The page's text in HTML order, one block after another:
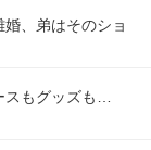
、弟はそのショ
もグッズも…